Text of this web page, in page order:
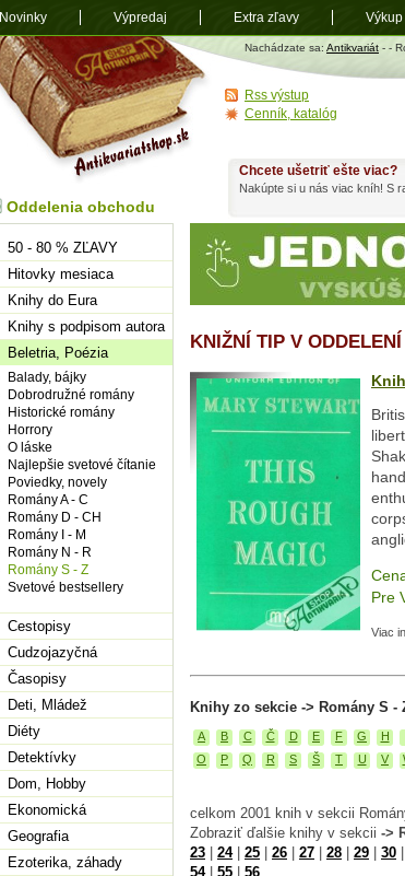
Antikvariát
shop.sk
Nachádzate sa: Antikvariát - -
KNIŽNÍ TIP V
Pre
Viac
Knihy zo sekcie -> Romány S -
A B C Č D E F G H
O
P Q R S Š T U V
celkom 2001 knih v sekcii
Zobraziť ďalšie knihy v sekcii ->
23
24| 25 26 27 28 29 30
54| 55 56
Chcete ušetriť ešte viac?
Nakúpte si u nás viac kníh! S
Oddelenia obchodu
50 - 80 % ZĽAVY
Hitovky mesiaca
Knihy do Eura
Knihy s podpisom autora
Beletria, Poézia
Balady, bájky
Dobrodružné romány
Historické romány
Horrory
O láske
Najlepšie svetové čítanie
Poviedky, novely
Romány A - C
Romány D - CH
Romány I - M
Romány N - R
Romány S - Z
Svetové bestsellery
Cestopisy
Cudzojazyčná
Časopisy
Deti, Mládež
Diéty
Detektívky
Dom, Hobby
Ekonomická
Geografia
Ezoterika, záhady
Rss výstup
Cenník, katalóg
Novinky Výpredaj Extra zľavy